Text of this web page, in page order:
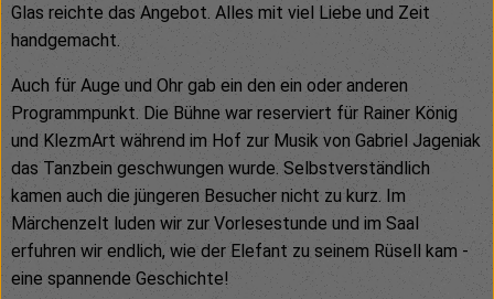
Glas reichte das Angebot. Alles mit viel Liebe und Zeit
handgemacht.
Auch für Auge und Ohr gab ein den ein oder anderen
Programmpunkt. Die Bühne war reserviert für Rainer König
und KlezmArt während im Hof zur Musik von Gabriel Jageniak
das Tanzbein geschwungen wurde. Selbstverständlich
kamen auch die jüngeren Besucher nicht zu kurz. Im
Märchenzelt luden wir zur Vorlesestunde und im Saal
erfuhren wir endlich, wie der Elefant zu seinem Rüsell kam -
eine spannende Geschichte!